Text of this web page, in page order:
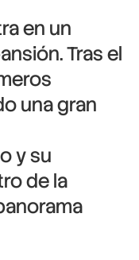
en un
Tras el
una gran
y su
de la